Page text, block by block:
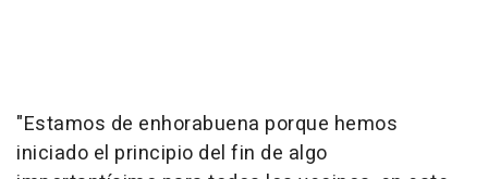
"Estamos de enhorabuena porque hemos
iniciado el principio del fin de algo